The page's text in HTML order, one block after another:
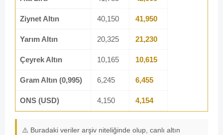
Ziynet Altın 40,150 41,950
Yarım Altın 20,325 21,230
Çeyrek Altın 10,165 10,615
Gram Altın (0,995) 6,245 6,455
ONS (USD) 4,150 4,154
⚠️ Buradaki veriler arşiv niteliğinde olup, canlı altın